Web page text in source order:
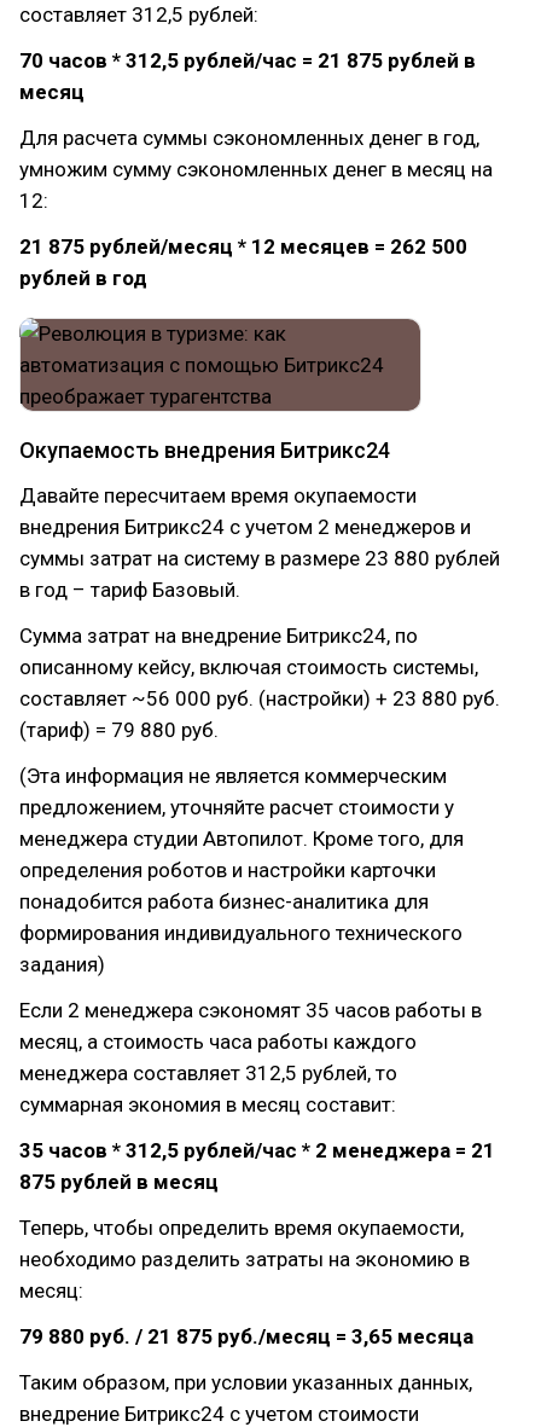
составляет 312,5 рублей:
70 часов * 312,5 рублей/час = 21 875 рублей в
месяц
Для расчета суммы сэкономленных денег в год,
умножим сумму сэкономленных денег в месяц на
12:
21 875 рублей/месяц * 12 месяцев = 262 500
рублей в год
Окупаемость внедрения Битрикс24
Давайте пересчитаем время окупаемости
внедрения Битрикс24 с учетом 2 менеджеров и
суммы затрат на систему в размере 23 880 рублей
в год – тариф Базовый.
Сумма затрат на внедрение Битрикс24, по
описанному кейсу, включая стоимость системы,
составляет ~56 000 руб. (настройки) + 23 880 руб.
(тариф) = 79 880 руб.
(Эта информация не является коммерческим
предложением, уточняйте расчет стоимости у
менеджера студии Автопилот. Кроме того, для
определения роботов и настройки карточки
понадобится работа бизнес-аналитика для
формирования индивидуального технического
задания)
Если 2 менеджера сэкономят 35 часов работы в
месяц, а стоимость часа работы каждого
менеджера составляет 312,5 рублей, то
суммарная экономия в месяц составит:
35 часов * 312,5 рублей/час * 2 менеджера = 21
875 рублей в месяц
Теперь, чтобы определить время окупаемости,
необходимо разделить затраты на экономию в
месяц:
79 880 руб. / 21 875 руб./месяц = 3,65 месяца
Таким образом, при условии указанных данных,
внедрение Битрикс24 с учетом стоимости